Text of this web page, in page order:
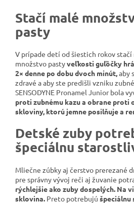
Stačí malé
pasty
V prípade detí od šiestich rokov
množstvo pastyveľkosti guľôčky
2× denne po dobu dvoch minút,aby
zdravé a aby ste predišli vzniku
SENSODYNE Pronamel Junior bola
proti zubnému kazu a obrane proti
skloviny, ktorú jemne posilňuje a
Detské zuby
špeciálnu
Mliečne zúbky aj čerstvo prerezané
pre správny vývoj reči aj žuvanie
rýchlejšie ako zuby dospelých. Na
sklovina. Preto potrebujú